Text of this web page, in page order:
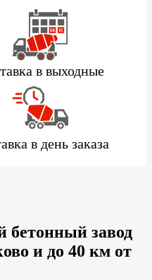
в выходные
в день заказа
завод
и до 40 км от